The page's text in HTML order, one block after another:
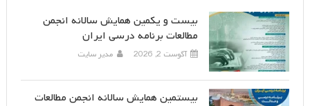
بیست و یکمین همایش سالانه انجمن
مطالعات برنامه درسی ایران
آگوست 2, 2026 مدیر سایت
بیستمین همایش سالانه انجمن مطالعات